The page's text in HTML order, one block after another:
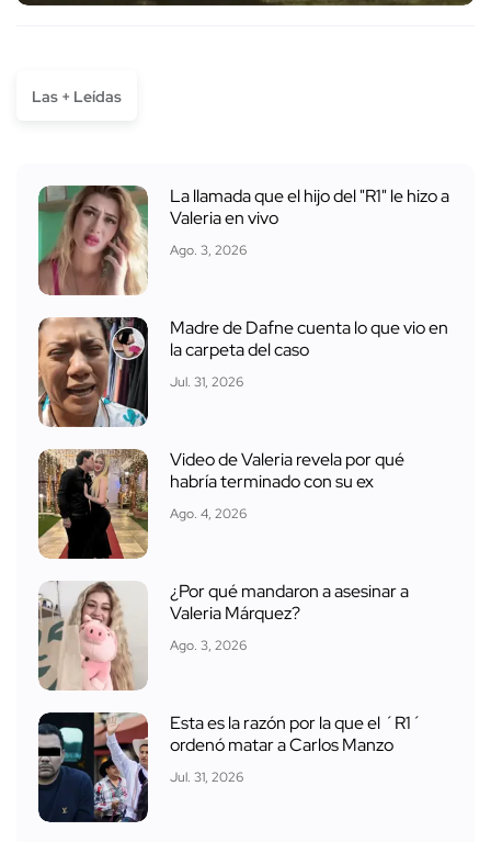
Las + Leídas
La llamada que el hijo del "R1" le hizo a
Valeria en vivo
Ago. 3, 2026
Madre de Dafne cuenta lo que vio en
la carpeta del caso
Jul. 31, 2026
Video de Valeria revela por qué
habría terminado con su ex
Ago. 4, 2026
¿Por qué mandaron a asesinar a
Valeria Márquez?
Ago. 3, 2026
Esta es la razón por la que el ´R1´
ordenó matar a Carlos Manzo
Jul. 31, 2026